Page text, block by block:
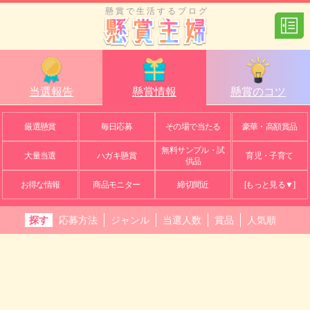
懸賞で生活するブログ
当選報告 懸賞情報 懸賞のコツ
厳選懸賞 毎日応募 その場で当たる 豪華・高額賞品
大量当選 ハガキ懸賞
無料サンプル・試
供品
育児・子育て
お得な情報 商品モニター 締切間近 [もっと見る▼]
探す 応募方法 ジャンル 当選人数 賞品 人気順